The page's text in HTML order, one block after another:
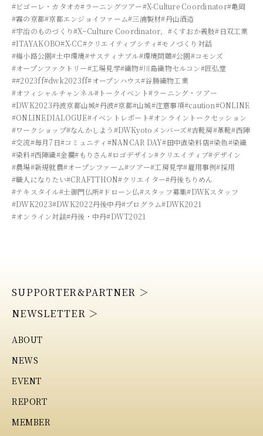
#ビゴーレ・カタオカ#ラーニングツアー#X-Culture Coordinator#亀岡
#霧の京都#京都エンジョイファーム#三浦製材#丹山酒造
#宇治のものづくり#X−Culture Coordinator， #くすおか義肢#日双工業
#ITAYAKOBO#X-CC#クリエイティブシティ#モノづくり対話
#梅小路公園#土中環境#サスティナブル#環境問題#公園#コモンズ
#オープンファクトリー#工場見学#織物#川島織物セルコン#匠弘堂
##2023ff#dwk2023ff#オープンハウス#谷勝織物工業
#オフィシャルチャンネル#トークイベント#ラーニング・ツアー
#DWK2023丹波京都山城#丹波#京都#山城#注意事項#caution#ONLINE
#ONLINEDIALOGUE#イベントレポート#オンライントークセッション
#ワークショップ#なんかしよう #DWKyotoメンバーズ#吉靴房#革靴#西陣
#交流#毎月7日#コミュニティ #NANCAR DAY#田中直染料店#染色#染織
#染料#西陣織#金襴#もりさん#ロゴデザイン#クリエイティブ#デザイン
#農場#新規就農#オープンファーム#ツアー#工房見学#雇用事例#採用
#職人になりたい#CRAFTTHON#クリエイター#丹後ちりめん
#テキスタイル#土御門仏所#ドローン仏#スタッフ募集#DWKスタッフ
#DWK2023#DWK2022丹後中丹#プログラム#DWK2021
#オンライン対談#丹後・中丹#DWT2021
SUPPORTER&PARTNER ＞
NEWSLETTER ＞
ABOUT
NEWS
EVENT
REPORT
MEMBER